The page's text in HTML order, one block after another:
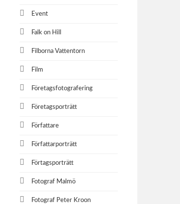
Event
Falk on Hill
Filborna Vattentorn
Film
Företagsfotografering
Företagsporträtt
Författare
Författarporträtt
Förtagsporträtt
Fotograf Malmö
Fotograf Peter Kroon